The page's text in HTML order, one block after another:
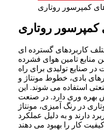
کمپرسور روتاری
کمپرسور روتاری
کاربردهای گسترده ای
منابع تامین هوای فشرده
صنایع تولیدی برای راه
بادی، خطوط مونتاژ و
استفاده می شوند. این
وری دارد. در صنعت
در رنگ آمیزی، مونتاژ
دارند و به دلیل عملکرد